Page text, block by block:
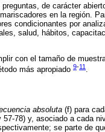
de carácter
en la región.
condicionantes por
salud, hábitos,
con el tamaño de
más apropiado 9-11 .
absoluta (f) para
78) y, asociado a cada
se parte de